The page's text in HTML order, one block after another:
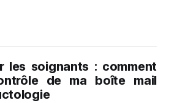
les soignants : comment
de ma boîte mail